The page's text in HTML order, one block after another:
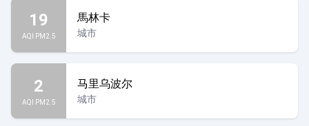
19
AQI PM2.5
馬林卡
城市
2
AQI PM2.5
马里乌波尔
城市